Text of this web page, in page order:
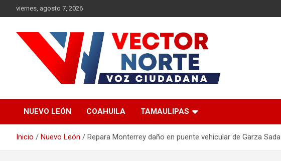
al
viernes, agosto 7, 2026
Vector Norte
NUEVO LEÓN COAHUILA TAMAULIPAS
Inicio Nuevo León Repara Monterrey daño en puente vehicular de Garza Sada